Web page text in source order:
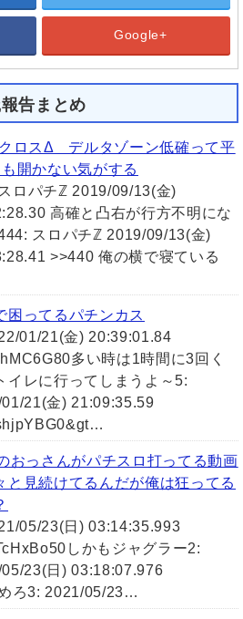
Google+
告まとめ
ロスΔ デルタゾーン低確って平
開かない気がする
ロパチℤ 2019/09/13(金)
高確と凸右が行方不明にな
スロパチℤ 2019/09/13(金)
>>440 俺の横で寝ている
困ってるパチンカス
01/21(金) 20:39:01.84
多い時は1時間に3回く
イレに行ってしまうよ～5:
21(金) 21:09:35.59
おっさんがパチスロ打ってる動画
と見続けてるんだが俺は狂ってる
05/23(日) 03:14:35.993
しかもジャグラー2:
23(日) 03:18:07.976
ろ3: 2021/05/23…